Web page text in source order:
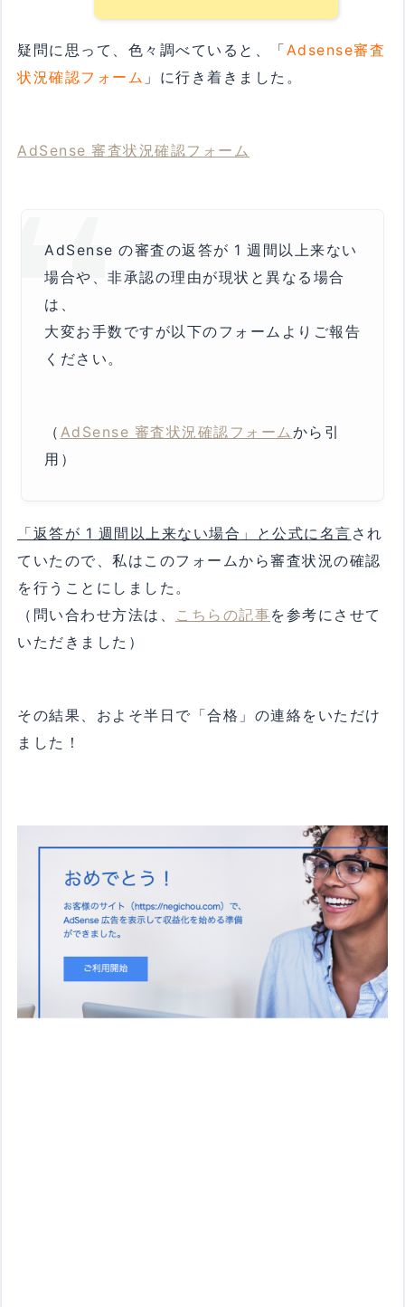
疑問に思って、色々調べていると、「Adsense審査
状況確認フォーム 」に行き着きました。
AdSense 審査状況確認フォーム
AdSense の審査の返答が 1 週間以上来ない
場合や、非承認の理由が現状と異なる場合
は、
大変お手数ですが以下のフォームよりご報告
ください。
（ AdSense 審査状況確認フォームから引
用）
「返答が 1 週間以上来ない場合」と公式に名言 され
ていたので、私はこのフォームから審査状況の確認
を行うことにしました。
（問い合わせ方法は、
こちらの記事を参考にさせて
いただきました）
その結果、およそ半日で「合格」の連絡をいただけ
ました！